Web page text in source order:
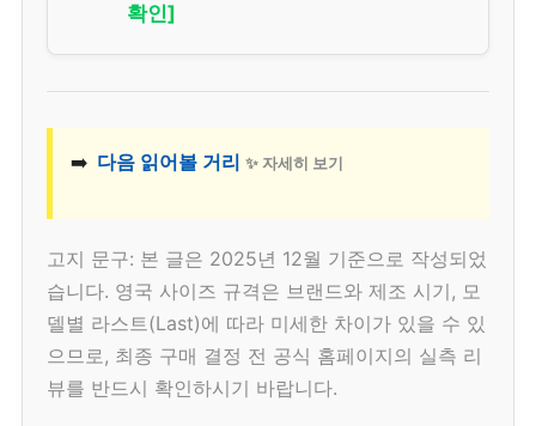
확인]
➡️ 다음 읽어볼 거리 ✨ 자세히 보기
고지 문구: 본 글은 2025년 12월 기준으로 작성되었
습니다. 영국 사이즈 규격은 브랜드와 제조 시기, 모
델별 라스트(Last)에 따라 미세한 차이가 있을 수 있
으므로, 최종 구매 결정 전 공식 홈페이지의 실측 리
뷰를 반드시 확인하시기 바랍니다.